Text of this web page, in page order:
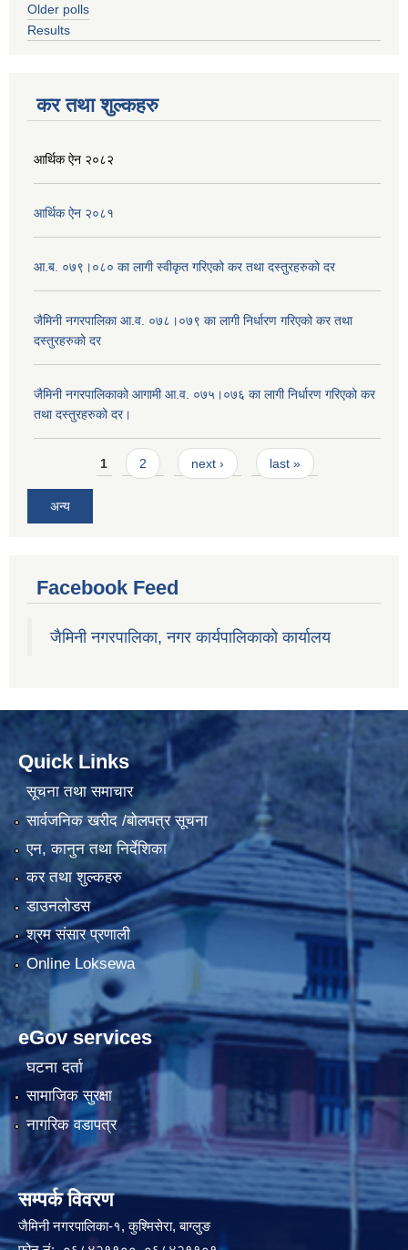
Older polls
Results
कर तथा शुल्कहरु
आर्थिक ऐन २०८२
आर्थिक ऐन २०८१
आ.ब. ०७९।०८० का लागी स्वीकृत गरिएको कर तथा दस्तुरहरुको दर
जैमिनी नगरपालिका आ.व. ०७८।०७९ का लागी निर्धारण गरिएको कर तथा
दस्तुरहरुको दर
जैमिनी नगरपालिकाको आगामी आ.व. ०७५।०७६ का लागी निर्धारण गरिएको कर
तथा दस्तुरहरुको दर।
Pages1 2 next › last »
अन्य
Facebook Feed
जैमिनी नगरपालिका, नगर कार्यपालिकाको कार्यालय
Quick Links
सूचना तथा समाचार
सार्वजनिक खरीद /बोलपत्र सूचना
एन, कानुन तथा निर्देशिका
कर तथा शुल्कहरु
डाउनलोडस
श्रम संसार प्रणाली
Online Loksewa
eGov services
घटना दर्ता
सामाजिक सुरक्षा
नागरिक वडापत्र
सम्पर्क विवरण
जैमिनी नगरपालिका-१, कुश्मिसेरा, बाग्लुङ